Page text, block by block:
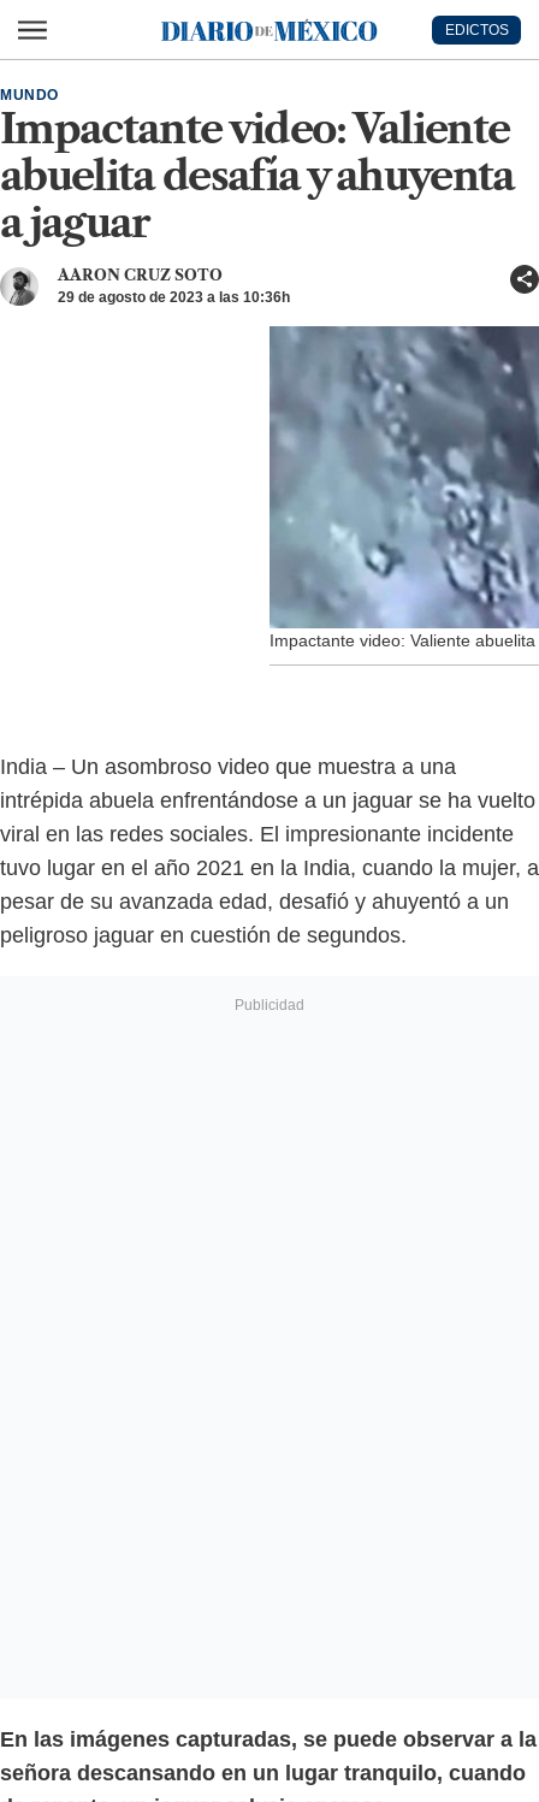
Diario de México
EDICTOS
Impactante video: Valiente
abuelita desafía y ahuyenta
a jaguar
MUNDO
AARON CRUZ SOTO
29 de agosto de 2023 a las 10:36h
Impactante video: Valiente
India – Un asombroso video que muestra a una
intrépida abuela enfrentándose a un jaguar se ha vuelto
viral en las redes sociales. El impresionante incidente
tuvo lugar en el año 2021 en la India, cuando la mujer, a
pesar de su avanzada edad, desafió y ahuyentó a un
peligroso jaguar en cuestión de segundos.
En las imágenes capturadas, se puede observar a la
señora descansando en un lugar tranquilo, cuando